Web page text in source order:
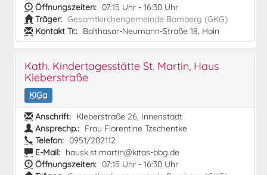
Öffnungszeiten: 07:15 Uhr - 16:30 Uhr
Träger: Gesamtkirchengemeinde Bamberg (GKG)
Kontakt Tr.: Balthasar-Neumann-Straße 18, Hain
Kath. Kindertagesstätte St. Martin, Haus
Kleberstraße
KiGa
Anschrift: Kleberstraße 26, Innenstadt
Ansprechp.: Frau Florentine Tzschentke
Telefon: 0951/202112
E-Mail: hausk.st.martin@kitas-bbg.de
Öffnungszeiten: 07:15 Uhr - 16:30 Uhr